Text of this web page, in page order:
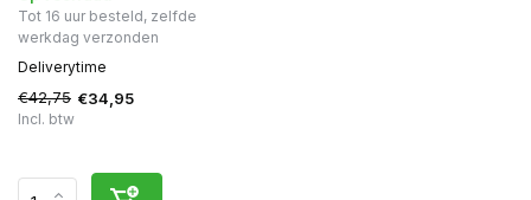
Tot 16 uur besteld, zelfde
werkdag verzonden
Deliverytime
€42,75 €34,95
Incl. btw